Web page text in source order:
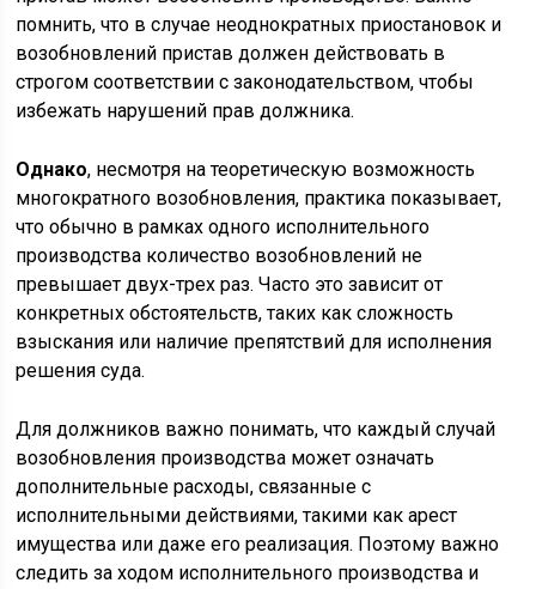
помнить, что в случае неоднократных приостановок и
возобновлений пристав должен действовать в
строгом соответствии с законодательством, чтобы
избежать нарушений прав должника.
Однако, несмотря на теоретическую возможность
многократного возобновления, практика показывает,
что обычно в рамках одного исполнительного
производства количество возобновлений не
превышает двух-трех раз. Часто это зависит от
конкретных обстоятельств, таких как сложность
взыскания или наличие препятствий для исполнения
решения суда.
Для должников важно понимать, что каждый случай
возобновления производства может означать
дополнительные расходы, связанные с
исполнительными действиями, такими как арест
имущества или даже его реализация. Поэтому важно
следить за ходом исполнительного производства и